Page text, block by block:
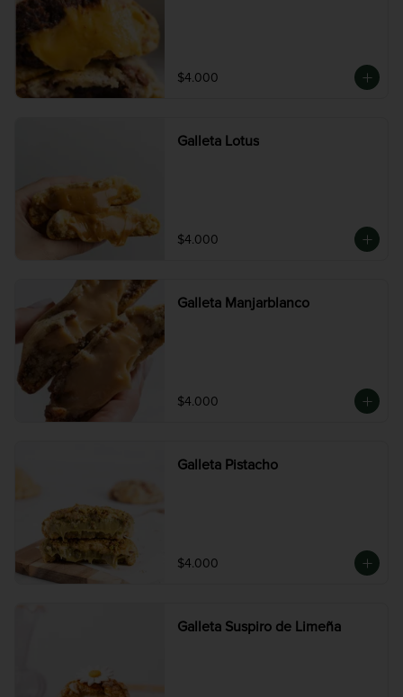
$4.000
Galleta Lotus
$4.000
Galleta Manjarblanco
$4.000
Galleta Pistacho
$4.000
Galleta Suspiro de Limeña